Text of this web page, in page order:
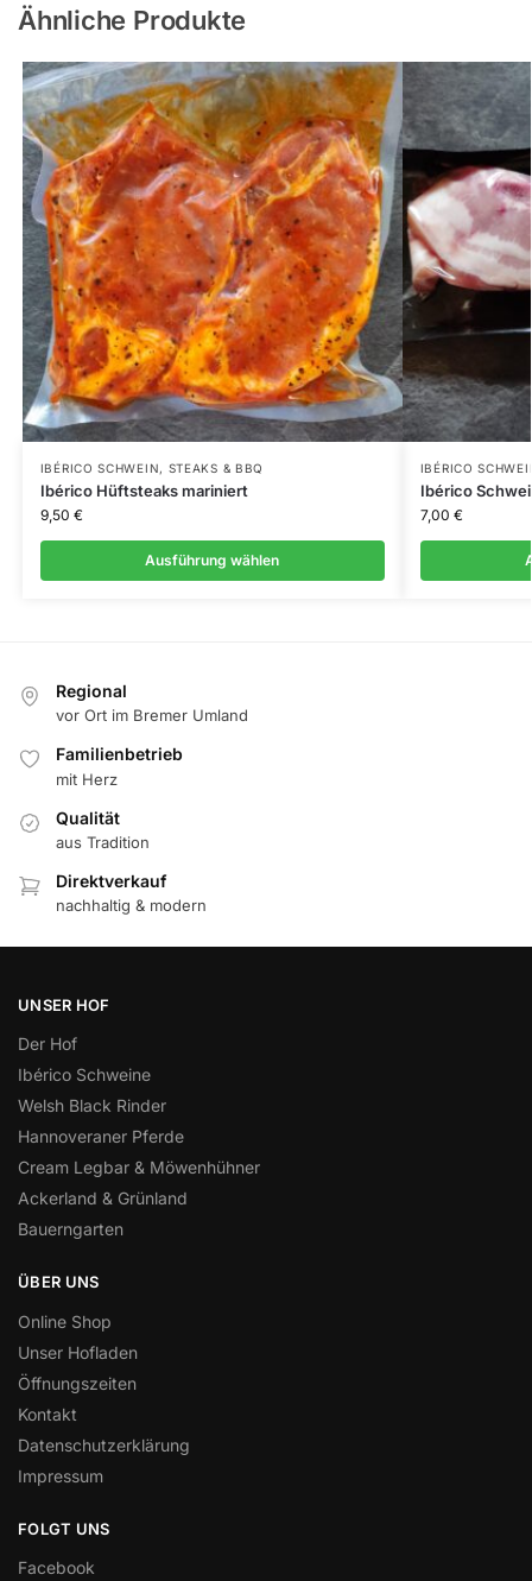
Ähnliche Produkte
IBÉRICO SCHWEIN, STEAKS & BBQ
Ibérico Hüftsteaks mariniert
9,50 €
Ausführung wählen
IBÉRICO
Ibérico
7,00 €
Regional
vor Ort im Bremer Umland
Familienbetrieb
mit Herz
Qualität
aus Tradition
Direktverkauf
nachhaltig & modern
UNSER HOF
Der Hof
Ibérico Schweine
Welsh Black Rinder
Hannoveraner Pferde
Cream Legbar & Möwenhühner
Ackerland & Grünland
Bauerngarten
ÜBER UNS
Online Shop
Unser Hofladen
Öffnungszeiten
Kontakt
Datenschutzerklärung
Impressum
FOLGT UNS
Facebook